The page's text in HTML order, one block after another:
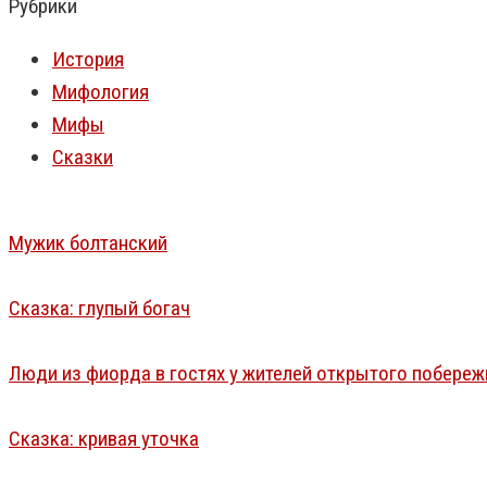
Рубрики
История
Мифология
Мифы
Сказки
Мужик болтанский
Сказка: глупый богач
Люди из фиорда в гостях у жителей открытого
Сказка: кривая уточка